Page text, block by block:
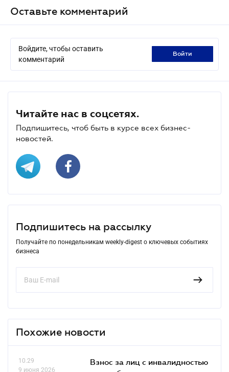
Оставьте комментарий
Войдите, чтобы оставить
комментарий
войти
Читайте нас в соцсетях.
Подпишитесь, чтоб быть в курсе всех бизнес-
новостей.
Подпишитесь на рассылку
Получайте по понедельникам weekly-digest о ключевых событиях
бизнеса
Похожие новости
10.29
9 июня 2026
Взнос за лиц с инвалидностью